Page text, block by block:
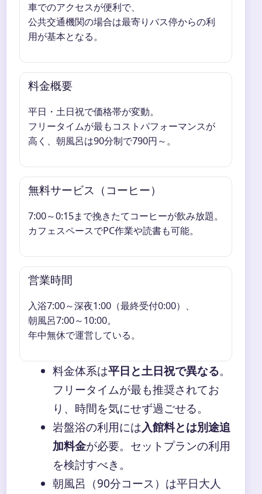
車でのアクセスが便利で、
公共交通機関の場合は最寄りバス停からの利
用が基本となる。
料金概要
平日・土日祝で価格帯が変動。
フリータイムが最もコストパフォーマンスが
高く、朝風呂は90分制で790円～。
無料サービス（コーヒー）
7:00～0:15まで挽きたてコーヒーが飲み放題。
カフェスペースでPC作業や読書も可能。
営業時間
入浴7:00～深夜1:00（最終受付0:00）、
朝風呂7:00～10:00。
年中無休で運営している。
料金体系は平日と土日祝で異なる。
フリータイムが最も推奨されてお
り、時間を気にせず過ごせる。
岩盤浴の利用には入館料とは別途追
加料金が必要。セットプランの利用
を検討すべき。
朝風呂（90分コース）は平日大人